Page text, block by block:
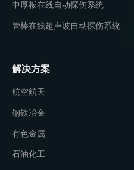
中厚板在线自动探伤系统
管棒在线超声波自动探伤系统
解决方案
航空航天
钢铁冶金
有色金属
石油化工